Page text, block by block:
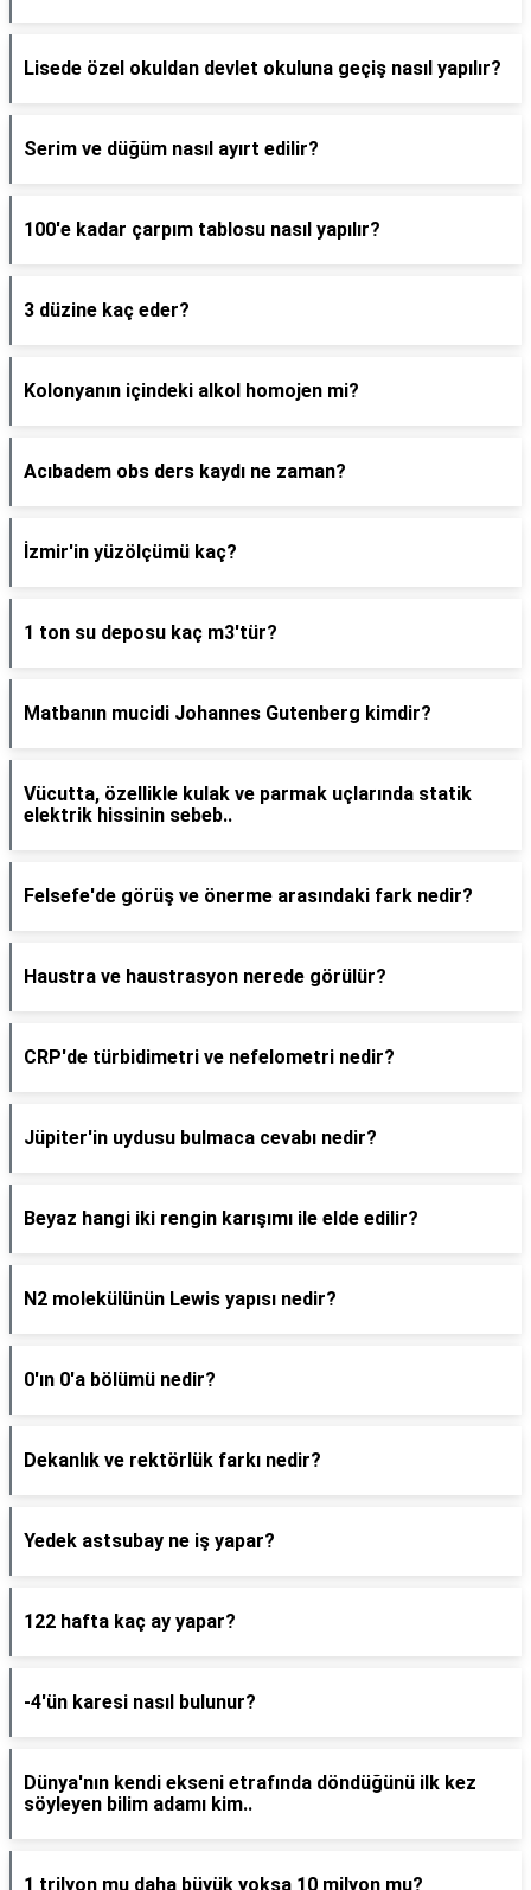
Lisede özel okuldan devlet okuluna geçiş nasıl yapılır?
Serim ve düğüm nasıl ayırt edilir?
100'e kadar çarpım tablosu nasıl yapılır?
3 düzine kaç eder?
Kolonyanın içindeki alkol homojen mi?
Acıbadem obs ders kaydı ne zaman?
İzmir'in yüzölçümü kaç?
1 ton su deposu kaç m3'tür?
Matbanın mucidi Johannes Gutenberg kimdir?
Vücutta, özellikle kulak ve parmak uçlarında statik
elektrik hissinin sebeb..
Felsefe'de görüş ve önerme arasındaki fark nedir?
Haustra ve haustrasyon nerede görülür?
CRP'de türbidimetri ve nefelometri nedir?
Jüpiter'in uydusu bulmaca cevabı nedir?
Beyaz hangi iki rengin karışımı ile elde edilir?
N2 molekülünün Lewis yapısı nedir?
0'ın 0'a bölümü nedir?
Dekanlık ve rektörlük farkı nedir?
Yedek astsubay ne iş yapar?
122 hafta kaç ay yapar?
-4'ün karesi nasıl bulunur?
Dünya'nın kendi ekseni etrafında döndüğünü ilk kez
söyleyen bilim adamı kim..
1 trilyon mu daha büyük yoksa 10 milyon mu?